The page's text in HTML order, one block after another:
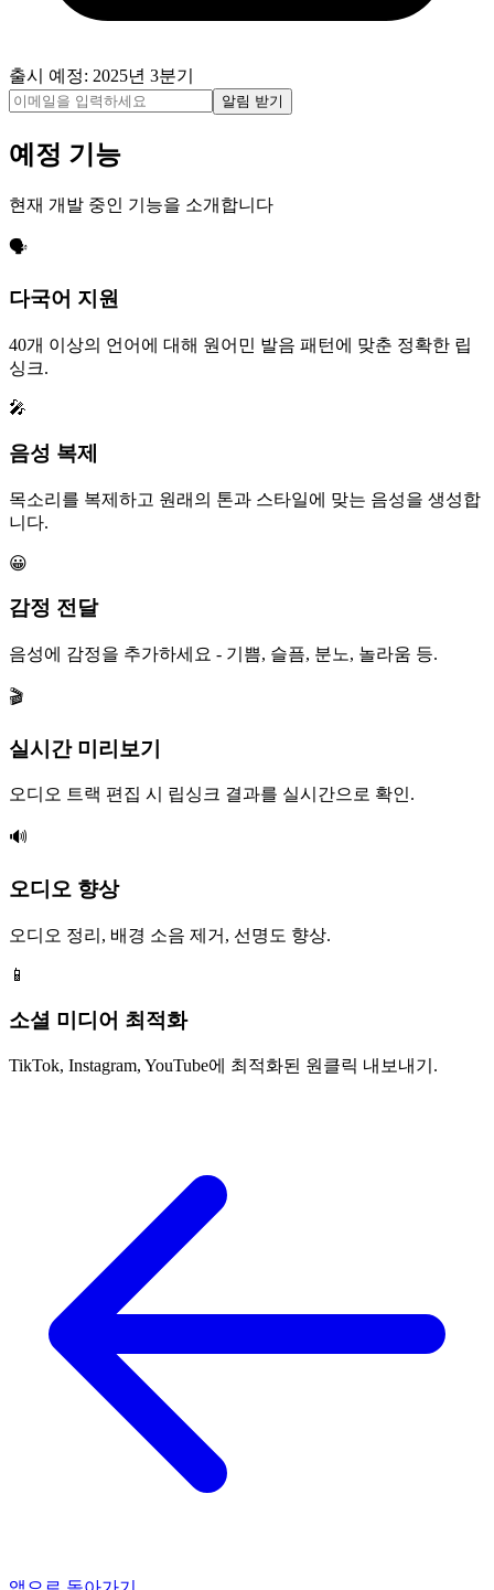
출시 예정: 2025년 3분기
알림 받기
예정 기능
현재 개발 중인 기능을 소개합니다
🗣️
다국어 지원
40개 이상의 언어에 대해 원어민 발음 패턴에 맞춘 정확한 립
싱크.
🎤
음성 복제
목소리를 복제하고 원래의 톤과 스타일에 맞는 음성을 생성합
니다.
😀
감정 전달
음성에 감정을 추가하세요 - 기쁨, 슬픔, 분노, 놀라움 등.
🎬
실시간 미리보기
오디오 트랙 편집 시 립싱크 결과를 실시간으로 확인.
🔊
오디오 향상
오디오 정리, 배경 소음 제거, 선명도 향상.
📱
소셜 미디어 최적화
TikTok, Instagram, YouTube에 최적화된 원클릭 내보내기.